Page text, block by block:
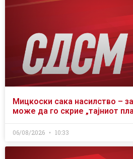
Мицкоски сака насилство –
може да го скрие „тајниот
06/08/2026 10:33